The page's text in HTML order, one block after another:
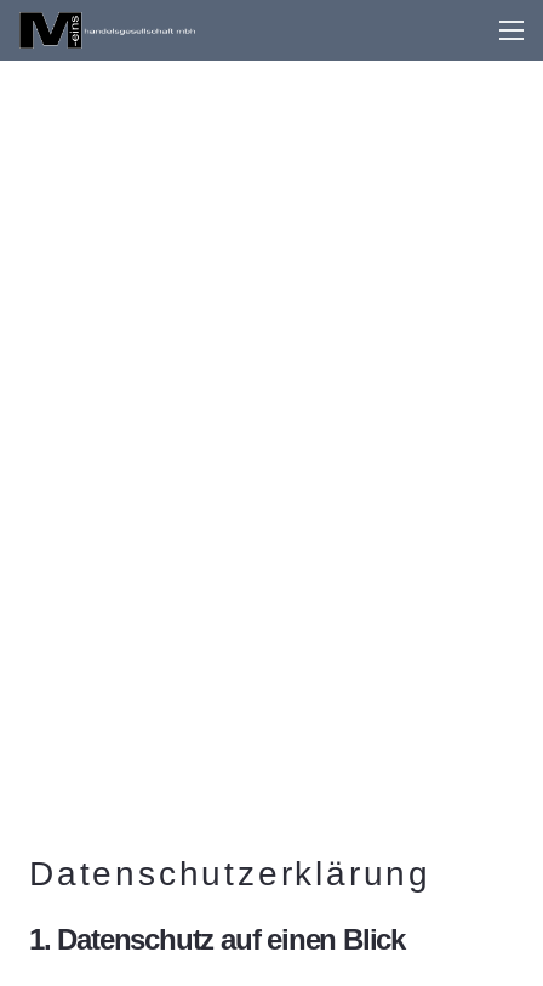
Datenschutz­erklärung
1. Datenschutz auf einen Blick